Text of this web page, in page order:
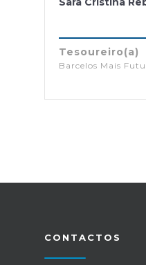
Tesoureiro(a)
Barcelos Mais
CONTACTOS